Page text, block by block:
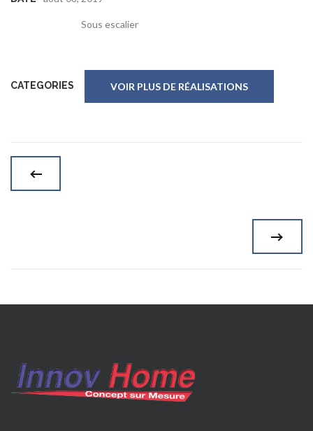
CATEGORIES
Sous escalier
VOIR PLUS DE RÉALISATIONS